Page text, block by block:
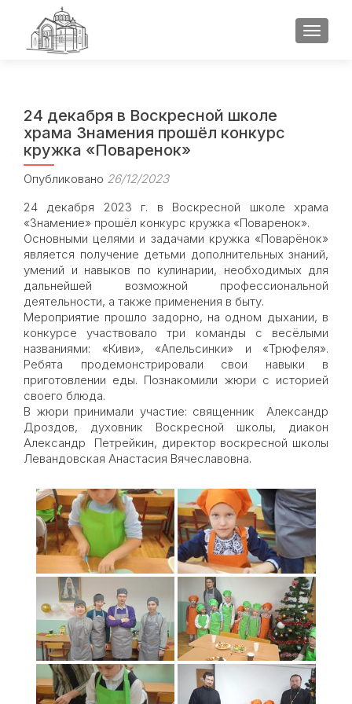
24 декабря в Воскресной школе
храма Знамения прошёл конкурс
кружка «Поваренок»
Опубликовано 26/12/2023
24 декабря 2023 г. в Воскресной школе храма
«Знамение» прошёл конкурс кружка «Поваренок».
Основными целями и задачами кружка «Поварёнок»
является получение детьми дополнительных знаний,
умений и навыков по кулинарии, необходимых для
дальнейшей возможной профессиональной
деятельности, а также применения в быту.
Мероприятие прошло задорно, на одном дыхании, в
конкурсе участвовало три команды с весёлыми
названиями: «Киви», «Апельсинки» и «Трюфеля».
Ребята продемонстрировали свои навыки в
приготовлении еды. Познакомили жюри с историей
своего блюда.
В жюри принимали участие: священник Александр
Дроздов, духовник Воскресной школы, диакон
Александр Петрейкин, директор воскресной школы
Левандовская Анастасия Вячеславовна.